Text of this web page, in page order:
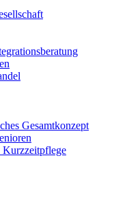
Gesamtkonzept
Kurzzeitpflege